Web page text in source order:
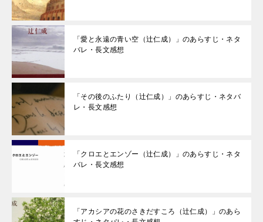
「愛と永遠の青い空（辻仁成）」のあらすじ・ネタ
バレ・長文感想
「その後のふたり（辻仁成）」のあらすじ・ネタバ
レ・長文感想
「クロエとエンゾー（辻仁成）」のあらすじ・ネタ
バレ・長文感想
「アカシアの花のさきだすころ（辻仁成）」のあら